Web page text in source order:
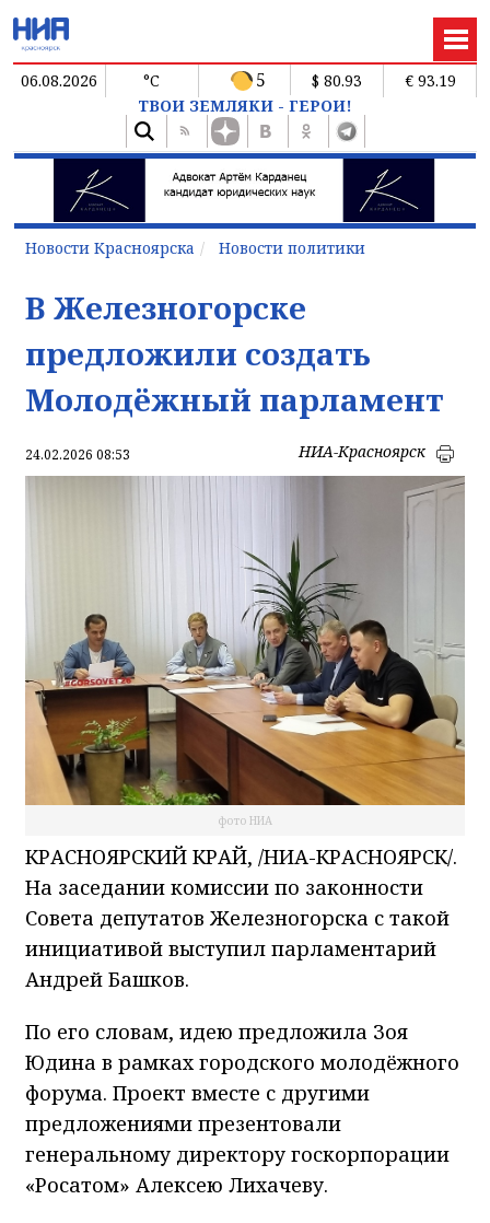
06.08.2026 °C 5 $ 80.93
€ 93.19
ТВОИ ЗЕМЛЯКИ - ГЕРОИ!
Новости Красноярска Новости политики
В Железногорске
предложили создать
Молодёжный парламент
24.02.2026 08:53 НИА-Красноярск
фото НИА
КРАСНОЯРСКИЙ КРАЙ, /НИА-КРАСНОЯРСК/.
На заседании комиссии по законности
Совета депутатов Железногорска с такой
инициативой выступил парламентарий
Андрей Башков.
По его словам, идею предложила Зоя
Юдина в рамках городского молодёжного
форума. Проект вместе с другими
предложениями презентовали
генеральному директору госкорпорации
«Росатом» Алексею Лихачеву.